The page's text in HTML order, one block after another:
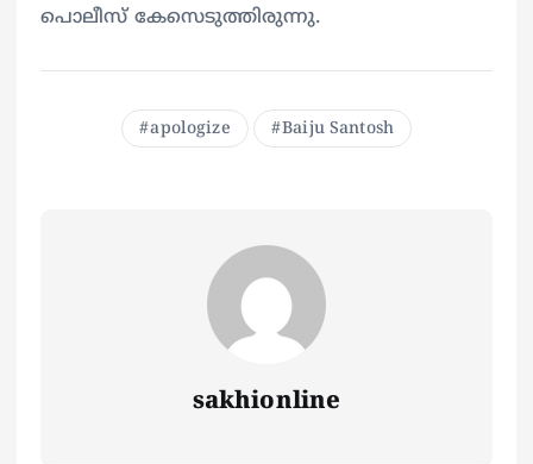
പൊലീസ് കേസെടുത്തിരുന്നു.
apologize Baiju Santosh
sakhionline